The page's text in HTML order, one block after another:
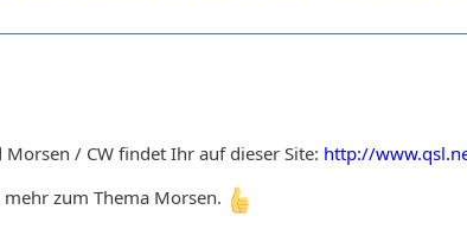
/ CW findet Ihr auf dieser Site: http://
zum Thema Morsen.